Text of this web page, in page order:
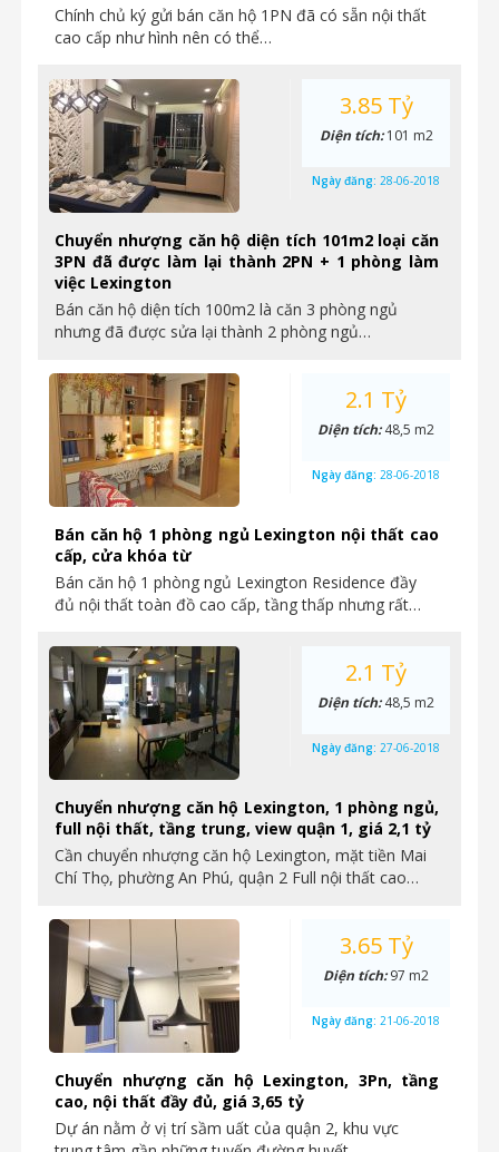
Chính chủ ký gửi bán căn hộ 1PN đã có sẵn nội thất
cao cấp như hình nên có thể…
Chuyển nhượng căn hộ diện tích 101m2 loại căn
3PN đã được làm lại thành 2PN + 1 phòng làm
việc Lexington
Bán căn hộ diện tích 100m2 là căn 3 phòng ngủ
nhưng đã được sửa lại thành 2 phòng ngủ…
3.85 Tỷ
Diện tích:101 m2
Ngày đăng: 28-06-2018
Bán căn hộ 1 phòng ngủ Lexington nội thất cao
cấp, cửa khóa từ
Bán căn hộ 1 phòng ngủ Lexington Residence đầy
đủ nội thất toàn đồ cao cấp, tầng thấp nhưng rất…
2.1 Tỷ
Diện tích:48,5 m2
Ngày đăng: 28-06-2018
Chuyển nhượng căn hộ Lexington, 1 phòng ngủ,
full nội thất, tầng trung, view quận 1, giá 2,1 tỷ
Cần chuyển nhượng căn hộ Lexington, mặt tiền Mai
Chí Thọ, phường An Phú, quận 2 Full nội thất cao…
2.1 Tỷ
Diện tích:48,5 m2
Ngày đăng: 27-06-2018
Chuyển nhượng căn hộ Lexington, 3Pn, tầng
cao, nội thất đầy đủ, giá 3,65 tỷ
Dự án nằm ở vị trí sầm uất của quận 2, khu vực
3.65 Tỷ
Diện tích:97 m2
Ngày đăng: 21-06-2018